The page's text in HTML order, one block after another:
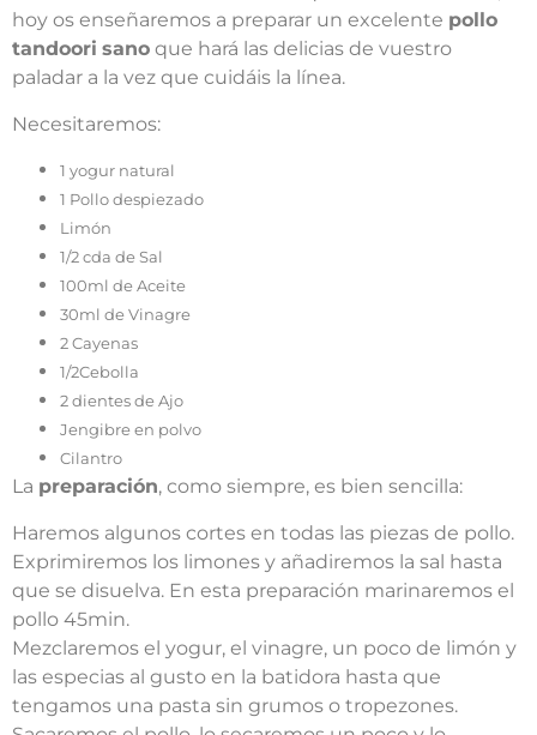
hoy os enseñaremos a preparar un excelente pollo
tandoori sano que hará las delicias de vuestro
paladar a la vez que cuidáis la línea.
Necesitaremos:
1 yogur natural
1 Pollo despiezado
Limón
1/2 cda de Sal
100ml de Aceite
30ml de Vinagre
2 Cayenas
1/2Cebolla
2 dientes de Ajo
Jengibre en polvo
Cilantro
La preparación, como siempre, es bien sencilla:
Haremos algunos cortes en todas las piezas de pollo.
Exprimiremos los limones y añadiremos la sal hasta
que se disuelva. En esta preparación marinaremos el
pollo 45min.
Mezclaremos el yogur, el vinagre, un poco de limón y
las especias al gusto en la batidora hasta que
tengamos una pasta sin grumos o tropezones.